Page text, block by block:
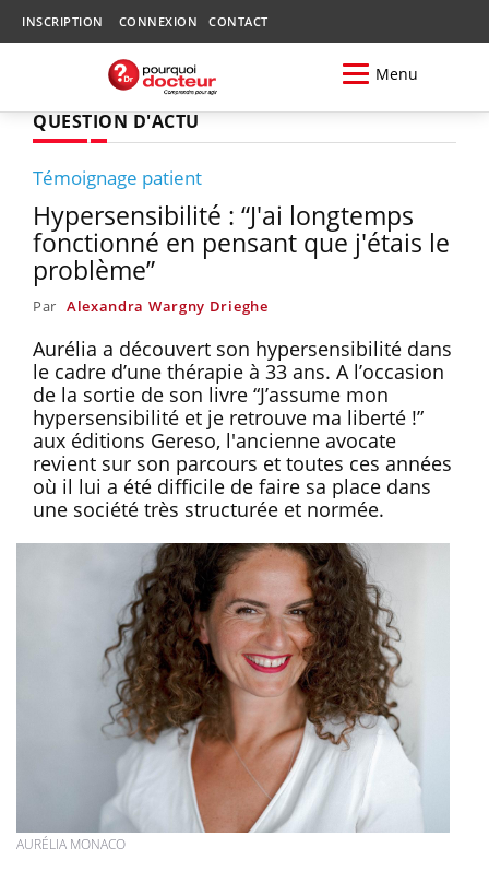
INSCRIPTION CONNEXION CONTACT
Menu
QUESTION D'ACTU
Témoignage patient
Hypersensibilité : “J'ai longtemps
fonctionné en pensant que j'étais le
problème”
Par Alexandra Wargny Drieghe
Aurélia a découvert son hypersensibilité dans
le cadre d’une thérapie à 33 ans. A l’occasion
de la sortie de son livre “J’assume mon
hypersensibilité et je retrouve ma liberté !”
aux éditions Gereso, l'ancienne avocate
revient sur son parcours et toutes ces années
où il lui a été difficile de faire sa place dans
une société très structurée et normée.
AURÉLIA MONACO